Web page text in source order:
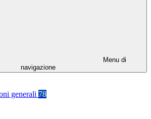
Menu di
navigazione
generali 78